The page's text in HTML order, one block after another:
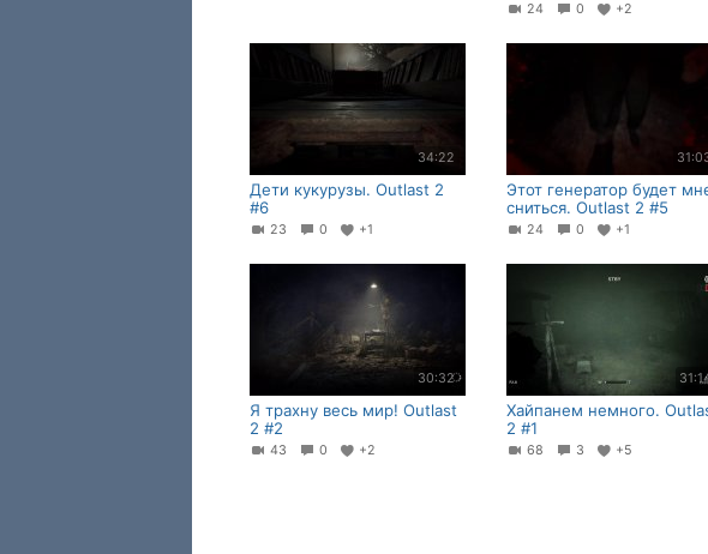
24 0 +2
34:22
Дети кукурузы. Outlast 2
#6
23 0 +1
Этот генератор будет
сниться. Outlast 2 #5
24 0 +1
30:32
Я трахну весь мир! Outlast
2 #2
43 0 +2
Хайпанем немного.
2 #1
68 3 +5